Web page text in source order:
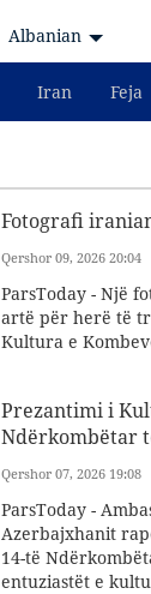
Albanian
Iran Feja
Fotografi
Qershor 09, 2026 20:04
ParsToday - Një
artë për herë të
Kultura e
Prezantimi i
Ndërkombëtar
Qershor 07, 2026 19:08
ParsToday -
Azerbajxhanit
14-të
entuziastët e